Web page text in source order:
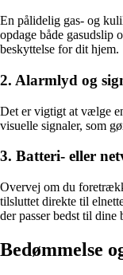
En pålidelig gas- og
opdage både gasudslip
beskyttelse for dit hjem.
2. Alarmlyd og
Det er vigtigt at vælge
visuelle signaler, som
3. Batteri- eller
Overvej om du
tilsluttet direkte til
der passer bedst til dine
Bedømmelse